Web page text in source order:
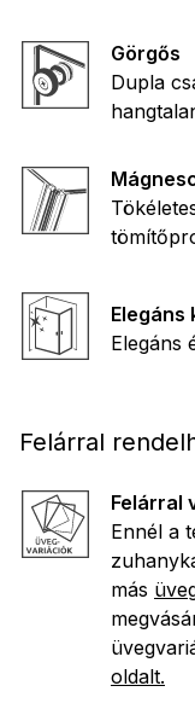
Görgős
Dupla
Elegáns
Elegáns
Felárral
Felárral
Ennél a
más
oldalt.